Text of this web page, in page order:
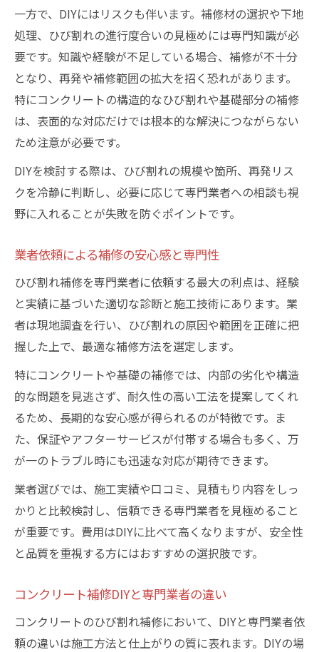
一方で、DIYにはリスクも伴います。補修材の選択や下地
処理、ひび割れの進行度合いの見極めには専門知識が必
要です。知識や経験が不足している場合、補修が不十分
となり、再発や補修範囲の拡大を招く恐れがあります。
特にコンクリートの構造的なひび割れや基礎部分の補修
は、表面的な対応だけでは根本的な解決につながらない
ため注意が必要です。
DIYを検討する際は、ひび割れの規模や箇所、再発リス
クを冷静に判断し、必要に応じて専門業者への相談も視
野に入れることが失敗を防ぐポイントです。
業者依頼による補修の安心感と専門性
ひび割れ補修を専門業者に依頼する最大の利点は、経験
と実績に基づいた適切な診断と施工技術にあります。業
者は現地調査を行い、ひび割れの原因や範囲を正確に把
握した上で、最適な補修方法を選定します。
特にコンクリートや基礎の補修では、内部の劣化や構造
的な問題を見逃さず、耐久性の高い工法を提案してくれ
るため、長期的な安心感が得られるのが特徴です。ま
た、保証やアフターサービスが付帯する場合も多く、万
が一のトラブル時にも迅速な対応が期待できます。
業者選びでは、施工実績や口コミ、見積もり内容をしっ
かりと比較検討し、信頼できる専門業者を見極めること
が重要です。費用はDIYに比べて高くなりますが、安全性
と品質を重視する方にはおすすめの選択肢です。
コンクリート補修DIYと専門業者の違い
コンクリートのひび割れ補修において、DIYと専門業者依
頼の違いは施工方法と仕上がりの質に表れます。DIYの場